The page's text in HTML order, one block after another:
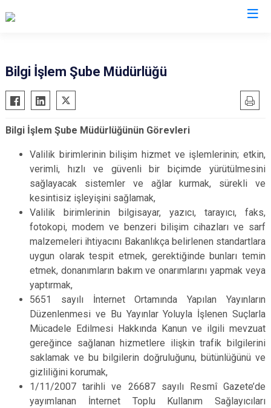
Bilgi İşlem Şube Müdürlüğü
Bilgi İşlem Şube Müdürlüğünün Görevleri
Valilik birimlerinin bilişim hizmet ve işlemlerinin; etkin,
verimli, hızlı ve güvenli bir biçimde yürütülmesini
sağlayacak sistemler ve ağlar kurmak, sürekli ve
kesintisiz işleyişini sağlamak,
Valilik birimlerinin bilgisayar, yazıcı, tarayıcı, faks,
fotokopi, modem ve benzeri bilişim cihazları ve sarf
malzemeleri ihtiyacını Bakanlıkça belirlenen standartlara
uygun olarak tespit etmek, gerektiğinde bunları temin
etmek, donanımların bakım ve onarımlarını yapmak veya
yaptırmak,
5651 sayılı İnternet Ortamında Yapılan Yayınların
Düzenlenmesi ve Bu Yayınlar Yoluyla İşlenen Suçlarla
Mücadele Edilmesi Hakkında Kanun ve ilgili mevzuat
gereğince sağlanan hizmetlere ilişkin trafik bilgilerini
saklamak ve bu bilgilerin doğruluğunu, bütünlüğünü ve
gizliliğini korumak,
1/11/2007 tarihli ve 26687 sayılı Resmî Gazete’de
yayımlanan İnternet Toplu Kullanım Sağlayıcıları